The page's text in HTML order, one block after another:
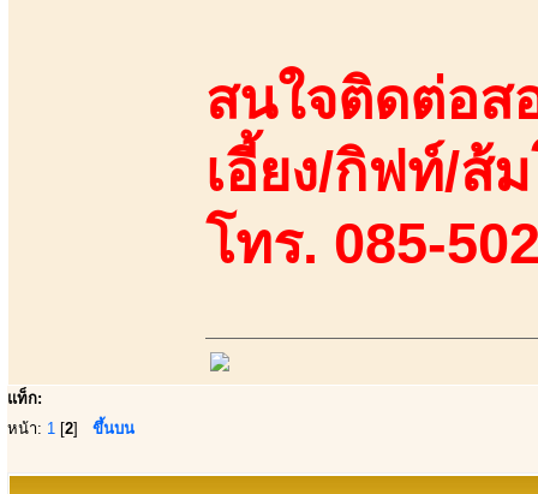
สนใจติดต่อส
เอี้ยง/กิฟท์/ส้
โทร. 085-
แท็ก:
หน้า: 1 [2] ขึ้นบน